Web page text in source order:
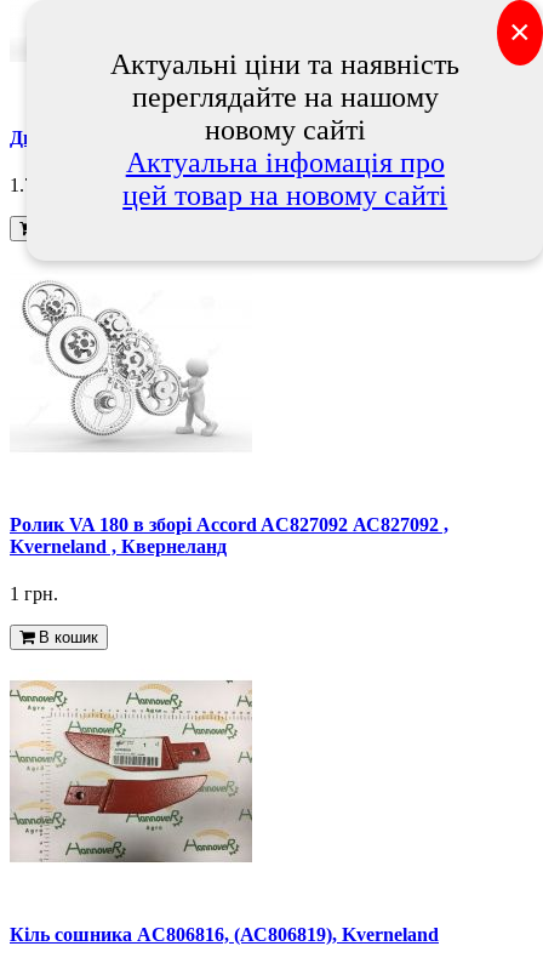
×
Актуальні ціни та наявність
переглядайте на нашому
новому сайті
Актуальна інфомація про
цей товар на новому сайті
Диск 25070057A, (56020006), Semeato
1.752 грн.
Ролик VA 180 в зборі Accord AC827092 АС827092 ,
Kverneland , Квернеланд
1 грн.
В кошик
Кіль сошника AC806816, (АС806819), Kverneland